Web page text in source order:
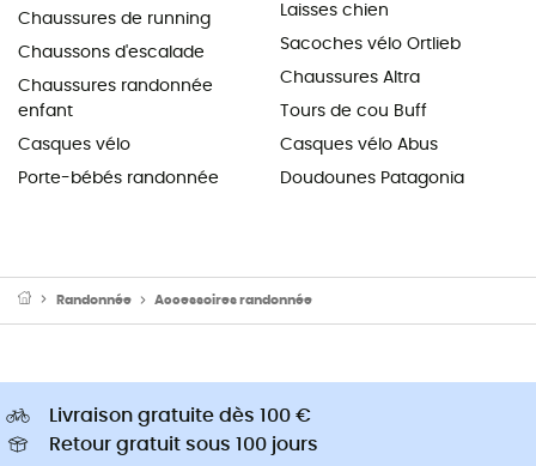
Chaussures de running
Chaussons d'escalade
Chaussures randonnée
enfant
Casques vélo
Porte-bébés randonnée
Laisses chien
Sacoches vélo Ortlieb
Chaussures Altra
Tours de cou Buff
Casques vélo Abus
Doudounes Patagonia
Randonnée Accessoires randonnée
Livraison gratuite dès 100 €
Retour gratuit sous 100 jours